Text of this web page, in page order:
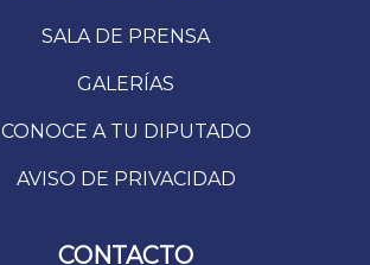
SALA DE PRENSA
GALERÍAS
CONOCE A TU DIPUTADO
AVISO DE PRIVACIDAD
CONTACTO